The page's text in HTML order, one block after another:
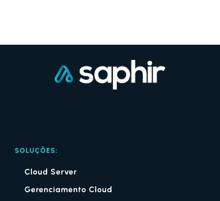
SOLUÇÕES:
Cloud Server
Gerenciamento Cloud